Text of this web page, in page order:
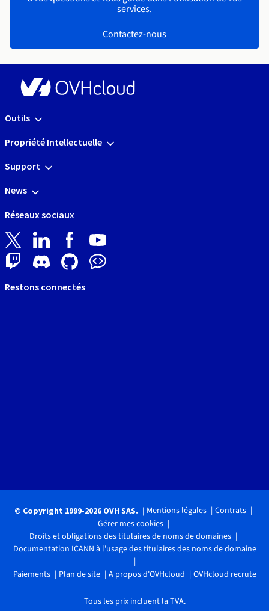
services.
Contactez-nous
Outils
Propriété Intellectuelle
Support
News
Réseaux sociaux
Restons connectés
© Copyright 1999-2026 OVH SAS. Mentions légales
Contrats
Gérer mes cookies
Droits et obligations des titulaires de noms de domaines
Documentation ICANN à l'usage des titulaires des noms de domaine
Paiements Plan de site A propos d'OVHcloud OVHcloud recrute
Tous les prix incluent la TVA.